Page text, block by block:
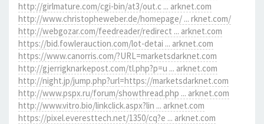
http://girlmature.com/cgi-bin/at3/out.c ... arknet.com
http://www.christopheweber.de/homepage/ ... rknet.com/
http://webgozar.com/feedreader/redirect ... arknet.com
https://bid.fowlerauction.com/lot-detai ... arknet.com
https://www.canorris.com/?URL=marketsdarknet.com
http://gjerrigknarkepost.com/tl.php?p=u ... arknet.com
http://night.jp/jump.php?url=https://marketsdarknet.com
http://www.pspx.ru/forum/showthread.php ... arknet.com
http://www.vitro.bio/linkclick.aspx?lin ... arknet.com
https://pixel.everesttech.net/1350/cq?e ... arknet.com